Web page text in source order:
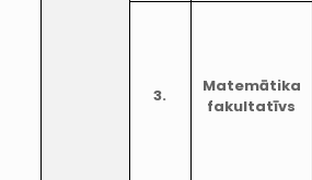
3.
Matemātika
fakultatīvs